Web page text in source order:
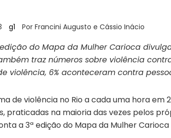
g1 Por Francini Augusto e Cássio Inácio
do Mapa da Mulher Carioca
traz números sobre violência
violência, 6% aconteceram contra
de violência no Rio a cada uma hora em
praticadas na maioria das vezes pelos
a 3ª edição do Mapa da Mulher